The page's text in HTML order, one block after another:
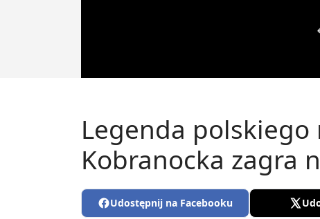
Legenda polskiego
Kobranocka zagra
Udostępnij na Facebooku